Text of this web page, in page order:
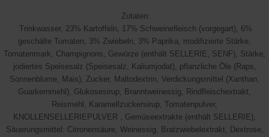
Zutaten:
Trinkwasser, 23% Kartoffeln, 17% Schweinefleisch (vorgegart), 6%
geschälte Tomaten, 3% Zwiebeln, 3% Paprika, modifizierte Stärke,
Tomatenmark, Champignons, Gewürze (enthält SELLERIE, SENF), Stärke,
jodiertes Speisesalz (Speisesalz, Kaliumjodat), pflanzliche Öle (Raps,
Sonnenblume, Mais), Zucker, Maltodextrin, Verdickungsmittel (Xanthan,
Guarkernmehl), Glukosesirup, Branntweinessig, Rindfleischextrakt,
Reismehl, Karamellzuckersirup, Tomatenpulver,
KNOLLENSELLERIEPULVER , Gemüseextrakte (enthält SELLERIE),
Säuerungsmittel: Citronensäure, Weinessig, Bratzwiebelextrakt, Dextrose,